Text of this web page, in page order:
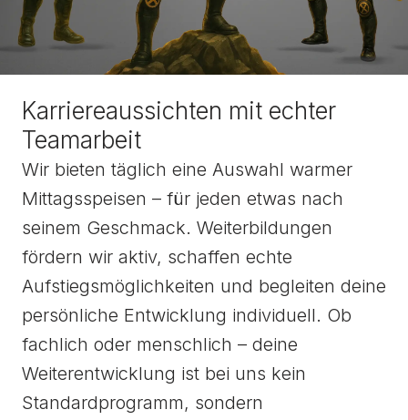
Karriereaussichten mit echter
Teamarbeit
Wir bieten täglich eine Auswahl warmer
Mittagsspeisen – für jeden etwas nach
seinem Geschmack. Weiterbildungen
fördern wir aktiv, schaffen echte
Aufstiegsmöglichkeiten und begleiten deine
persönliche Entwicklung individuell. Ob
fachlich oder menschlich – deine
Weiterentwicklung ist bei uns kein
Standardprogramm, sondern